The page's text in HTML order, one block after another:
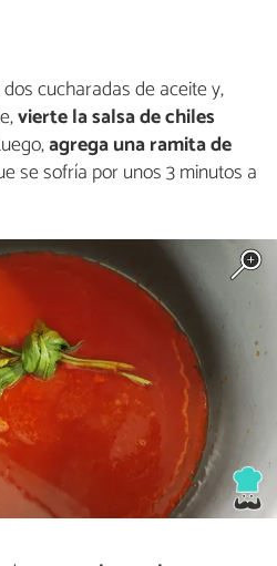
cucharadas de aceite y,
vierte la salsa de chiles
agrega una ramita de
se sofría por unos 3 minutos a